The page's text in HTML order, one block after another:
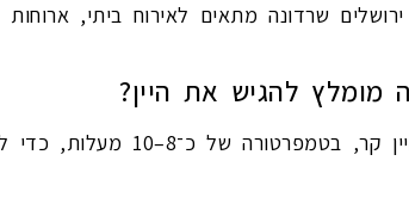
שרדונה מתאים לאירוח ביתי,
מומלץ להגיש את היין?
מעלות, כדי ליהנות מהרעננות ומהטעמים הפירותיים שלו.